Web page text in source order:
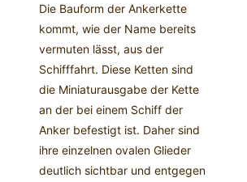
Die Bauform der Ankerkette
kommt, wie der Name bereits
vermuten lässt, aus der
Schifffahrt. Diese Ketten sind
die Miniaturausgabe der Kette
an der bei einem Schiff der
Anker befestigt ist. Daher sind
ihre einzelnen ovalen Glieder
deutlich sichtbar und entgegen